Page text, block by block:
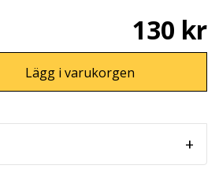
130 kr
Lägg i varukorgen